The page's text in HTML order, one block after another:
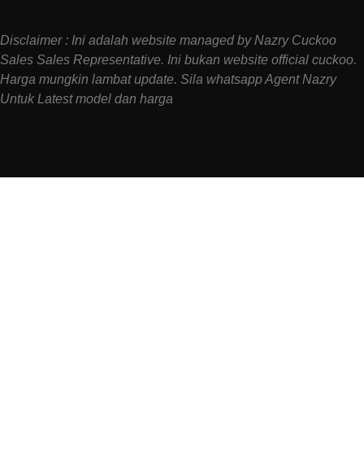
Disclaimer : Ini adalah website managed by Nazry Cuckoo
Sales Sales Representative. Ini bukan website official cuckoo.
Harga mungkin lambat update. Sila whatsapp Agent Nazry
Untuk Latest model dan harga